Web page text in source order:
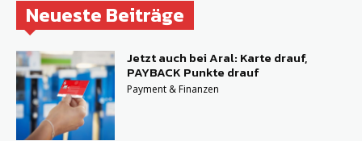
Neueste Beiträge
Jetzt auch bei Aral: Karte drauf,
PAYBACK Punkte drauf
Payment & Finanzen